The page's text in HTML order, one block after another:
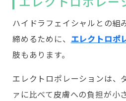
ハイドラフェイシャルとの組
締めるために、 エレクトロポ
肢もあります。
エレクトロポレーションは、
ァに比べて皮膚への負担が小